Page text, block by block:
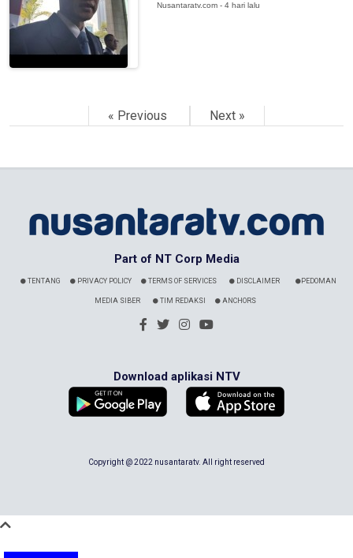
Nusantaratv.com - 4 hari lalu
« Previous Next »
Part of NT Corp Media
TENTANG PRIVACY POLICY TERMS OF SERVICES DISCLAIMER PEDOMAN
MEDIA SIBER TIM REDAKSI ANCHORS
Download aplikasi NTV
Copyright @ 2022 nusantaratv. All right reserved